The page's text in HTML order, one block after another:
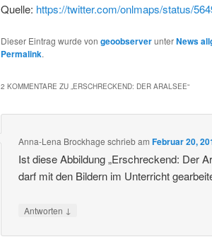
Quelle: https://twitter.com/onlmaps/status/
Dieser Eintrag wurde von geoobserverunterNews
Permalink.
2 KOMMENTARE ZU „ERSCHRECKEND: DER ARALSEE“
Anna-Lena Brockhage schriebamFebruar 20,
Ist diese Abbildung „Erschreckend: Der
darf mit den Bildern im Unterricht
Antworten ↓